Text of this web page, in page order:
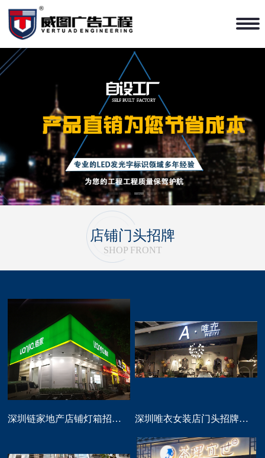
1 2 3 4
店铺门头招牌
SHOP FRONT
深圳链家地产店铺灯箱招牌定做 深圳唯衣女装店门头招牌设计制作